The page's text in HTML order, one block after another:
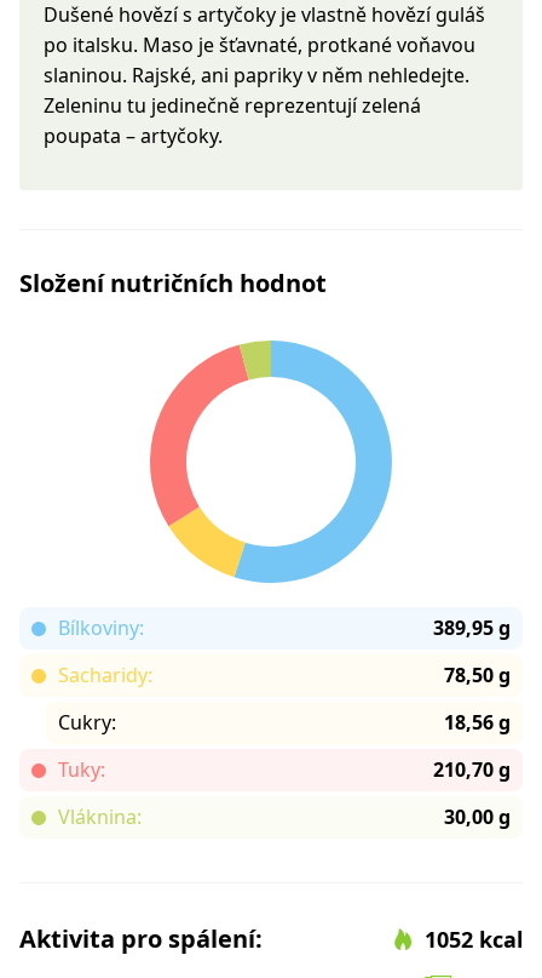
Dušené hovězí s artyčoky je vlastně hovězí guláš
po italsku. Maso je šťavnaté, protkané voňavou
slaninou. Rajské, ani papriky v něm nehledejte.
Zeleninu tu jedinečně reprezentují zelená
poupata – artyčoky.
Složení nutričních hodnot
Bílkoviny:
389,95 g
Sacharidy:
78,50 g
Cukry:
18,56 g
Tuky:
210,70 g
Vláknina:
30,00 g
Aktivita pro spálení: 1052 kcal